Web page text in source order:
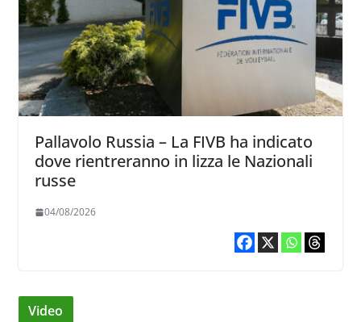
Pallavolo Russia – La FIVB ha indicato
dove rientreranno in lizza le Nazionali
russe
04/08/2026
Video